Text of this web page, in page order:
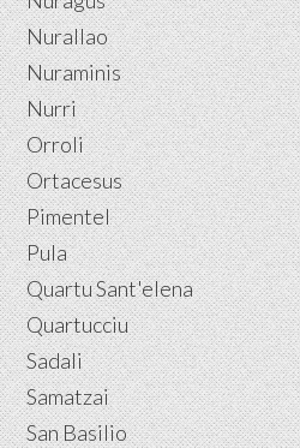
Nurallao
Nuraminis
Nurri
Orroli
Ortacesus
Pimentel
Pula
Quartu Sant'elena
Quartucciu
Sadali
Samatzai
San Basilio